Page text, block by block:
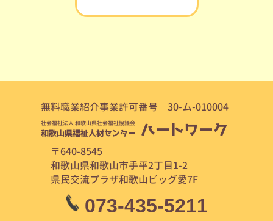
無料職業紹介事業許可番号 30-ム-010004
社会福祉法人 和歌山県社会福祉協議会
和歌山県福祉人材センター ハートワーク
〒640-8545
和歌山県和歌山市手平2丁目1-2
県民交流プラザ和歌山ビッグ愛7F
073-435-5211